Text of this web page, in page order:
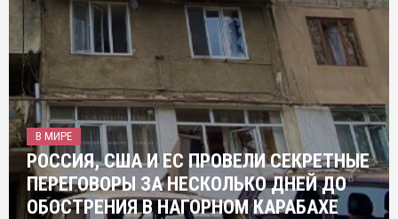
В МИРЕ
РОССИЯ, США И ЕС ПРОВЕЛИ СЕКРЕТНЫЕ
ПЕРЕГОВОРЫ ЗА НЕСКОЛЬКО ДНЕЙ ДО
ОБОСТРЕНИЯ В НАГОРНОМ КАРАБАХЕ